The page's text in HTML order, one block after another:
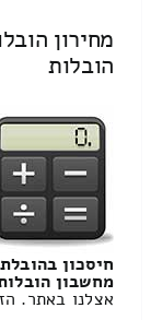
מחירון
הובלות
חיסכון
מחשבון
אצלנו באתר.